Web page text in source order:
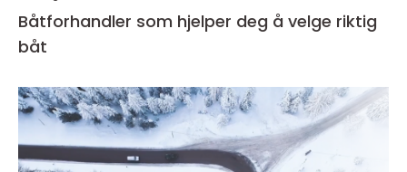
Båtforhandler som hjelper deg å velge riktig
båt